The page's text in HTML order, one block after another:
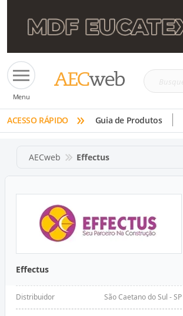
Menu
Busque
tinta,
etc
ACESSO RÁPIDO » Guia de Produtos
AECweb Effectus
Effectus
Distribuidor São Caetano do Sul - SP